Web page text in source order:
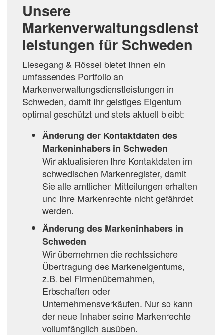
Unsere
Markenverwaltungsdienst
leistungen für Schweden
Liesegang & Rössel bietet Ihnen ein
umfassendes Portfolio an
Markenverwaltungsdienstleistungen in
Schweden, damit Ihr geistiges Eigentum
optimal geschützt und stets aktuell bleibt:
Änderung der Kontaktdaten des
Markeninhabers in Schweden
Wir aktualisieren Ihre Kontaktdaten im
schwedischen Markenregister, damit
Sie alle amtlichen Mitteilungen erhalten
und Ihre Markenrechte nicht gefährdet
werden.
Änderung des Markeninhabers in
Schweden
Wir übernehmen die rechtssichere
Übertragung des Markeneigentums,
z.B. bei Firmenübernahmen,
Erbschaften oder
Unternehmensverkäufen. Nur so kann
der neue Inhaber seine Markenrechte
vollumfänglich ausüben.